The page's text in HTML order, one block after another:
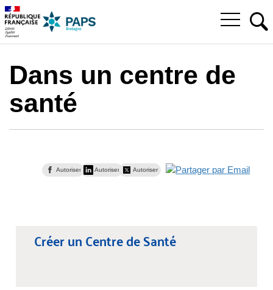
Aller
la
Aller
au
menu
Aller
au
contenu
Ouvrir
Dans un centre de
santé
Autoriser Autoriser Autoriser
Créer un Centre de Santé